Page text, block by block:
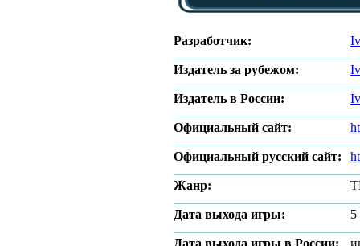
Разработчик:
Издатель за рубежом:
Издатель в России:
Официальный сайт:
Официальный русский сайт:
Жанр:
Дата выхода игры:
Дата выхода игры в России: